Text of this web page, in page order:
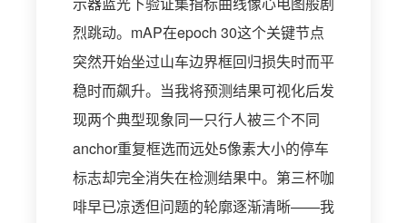
烈跳动。mAP在epoch 30这个关键节点
突然开始坐过山车边界框回归损失时而平
稳时而飙升。当我将预测结果可视化后发
现两个典型现象同一只行人被三个不同
anchor重复框选而远处5像素大小的停车
标志却完全消失在检测结果中。第三杯咖
啡早已凉透但问题的轮廓逐渐清晰——我